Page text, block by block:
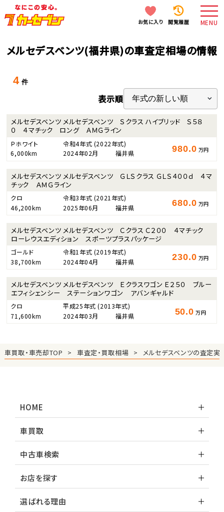
お気に入り 閲覧履歴 MENU
メルセデスベンツ(福井県)の車査定相場の情報
4 件
表示順
メルセデスベンツ メルセデスベンツ Ｓクラス ハイブリッド Ｓ５８
０ ４マチック ロング ＡＭＧライン
Ｐホワイト 令和4年式 (2022年式)
6,000km
2024年02月 福井県 980.0 万円
メルセデスベンツ メルセデスベンツ ＧＬＳクラス ＧＬＳ４００ｄ ４マ
チック ＡＭＧライン
クロ 令和3年式 (2021年式)
46,200km
2025年06月 福井県 680.0 万円
メルセデスベンツ メルセデスベンツ Ｃクラス Ｃ２００ ４マチック
ローレウスエディション スポーツプラスパッケージ
ゴールド 令和1年式 (2019年式)
38,700km
2024年04月 福井県 230.0 万円
メルセデスベンツ メルセデスベンツ Ｅクラスワゴン Ｅ２５０ ブルー
エフィシェンシー ステーションワゴン アバンギャルド
クロ 平成25年式(2013年式)
71,600km
2024年03月 福井県 50.0 万円
車買取・車売却TOP 車査定・買取相場 メルセデスベンツの査定実
HOME
車買取
中古車検索
お店を探す
選ばれる理由